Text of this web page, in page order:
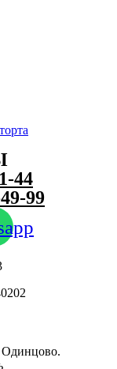
44
99
Одинцово.